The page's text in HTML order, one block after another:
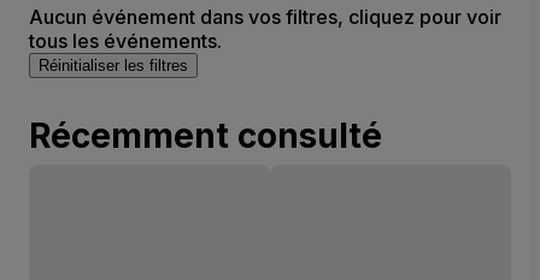
Aucun événement dans vos filtres, cliquez pour voir
tous les événements.
Réinitialiser les filtres
Récemment consulté